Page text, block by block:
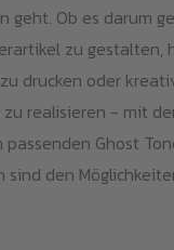
geht. Ob es darum
zu gestalten,
drucken oder
zu realisieren - mit
passenden Ghost
den